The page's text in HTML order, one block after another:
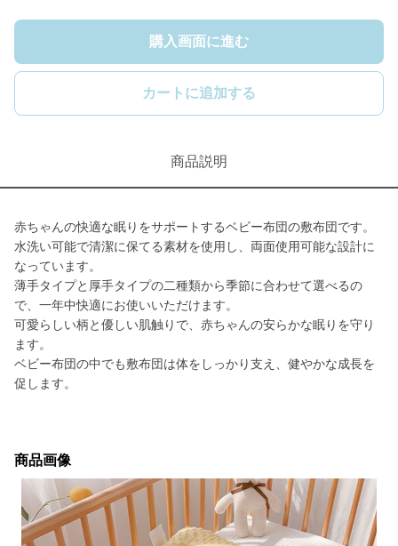
購入画面に進む
カートに追加する
商品説明
赤ちゃんの快適な眠りをサポートするベビー布団の敷布団です。
水洗い可能で清潔に保てる素材を使用し、両面使用可能な設計に
なっています。
薄手タイプと厚手タイプの二種類から季節に合わせて選べるの
で、一年中快適にお使いいただけます。
可愛らしい柄と優しい肌触りで、赤ちゃんの安らかな眠りを守り
ます。
ベビー布団の中でも敷布団は体をしっかり支え、健やかな成長を
促します。
商品画像